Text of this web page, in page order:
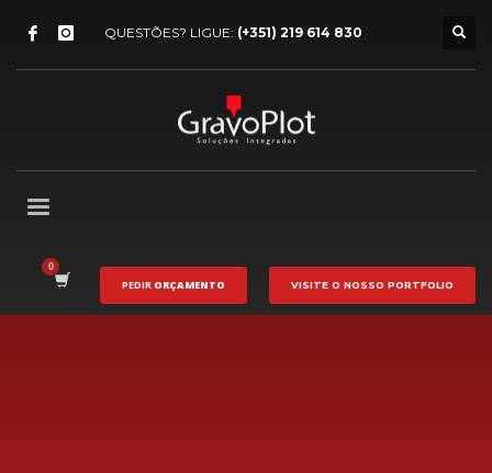
QUESTÕES? LIGUE: (+351) 219 614 830
PEDIR ORÇAMENTO VISITE O NOSSO PORTFOLIO